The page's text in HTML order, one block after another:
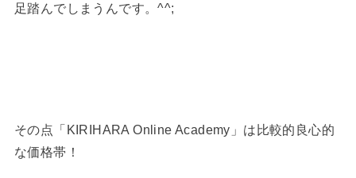
足踏んでしまうんです。^^;
その点「KIRIHARA Online Academy」は比較的良心的
な価格帯！